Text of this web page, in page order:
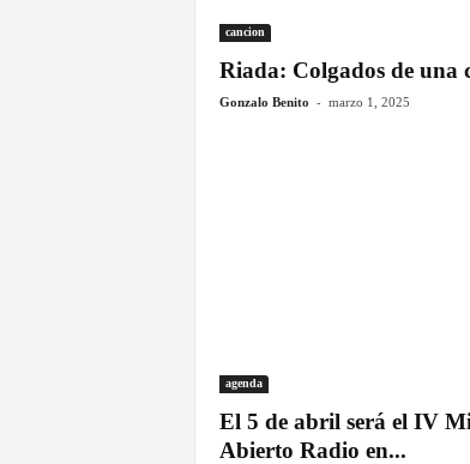
z
ó
e
n
cancion
Riada: Colgados de una
Gonzalo Benito - marzo 1, 2025
agenda
El 5 de abril será el IV
Abierto Radio en...